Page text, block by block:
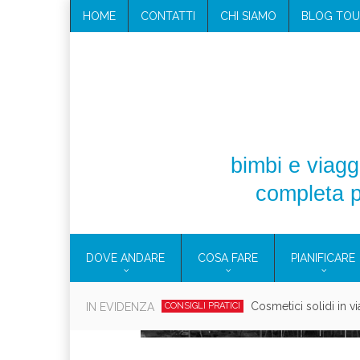
HOME CONTATTI CHI SIAMO BLOG
bimbi e
completa
DOVE ANDARE COSA FARE PIANIFICARE
IN EVIDENZA EOLIE Viaggi per donne 2026: vieni